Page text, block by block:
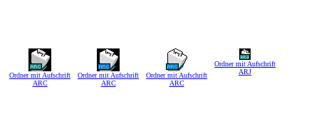
Ordner mit Aufschrift
ARC
Ordner mit Aufschrift
ARC
Ordner mit Aufschrift
ARC
Ordner mit Aufschrift
ARJ